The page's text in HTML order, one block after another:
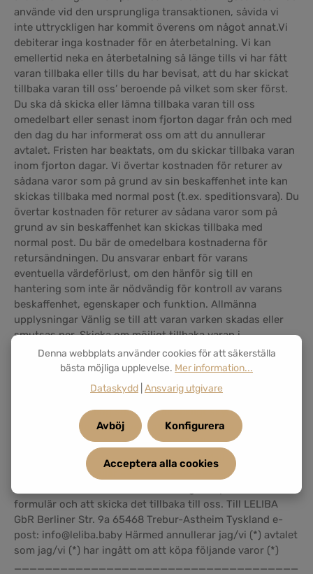
använde vid den ursprungliga transaktionen, såvida vi
inte uttryckligen har kommit överens om något annat.Vi
debiterar inga kostnader för en återbetalning. Vi kan
emellertid neka en återbetalning så länge tills vi har fått
varan tillbaka eller tills du har bevisat, att du har skickat
tillbaka varan till oss’ beroende på vilket som sker först.
Du ska då skicka eller lämna tillbaka varan till oss
omedelbart eller senast inom fjorton dagar från och med
den dag du har informerat oss om att du annullerar
avtalet. Fristen har beaktats, om du skickar tillbaka varan
inom fjorton dagar. Vi övertar kostnaden för returer av
sådana varor som på grund av sin beskaffenhet inte kan
skickas tillbaka med normal post (t.ex. speditionsvara). Du
övertar kostnaden för returer av sådana varor som på
grund av sin beskaffenhet kan skickas tillbaka med
normal post. Du bär de omedelbara kostnaderna för
retursändningen. Du ansvarar enbart för varans
eventuella värdeförlust, om den hänför sig till en
hantering som inte är nödvändig för kontroll av varans
beskaffenhet, egenskaper och funktion. Allmänna
upplysningar Vänlig se till att varan varken skadas eller
smutsas ner. Skicka om möjligt tillbaka varan i
originalförpackningen inklusive allt tillbehör och alla delar
som ingår i förpackningen. Använd, om det skulle
behövas, en skyddande förpackning. Om du inte längre
har originalförpackningen kvar, se till att du använder en
lämplig förpackning som ger tillräckligt skydd mot
transportskador. Observera att ovan nämnda allmänna
upplysningar inte är något villkor för din ångerrätt.
–––––––––––––––––––––––––––– B. Mall-
annulleringsformulär ––––––––––––––––––––––––––––
formulär och att skicka det tillbaka till oss. Till LELIBA
GbR Berliner Str. 9a 65468 Trebur-Astheim Tyskland e-
post: info@leliba.baby Härmed annullerar jag/vi (*) avtalet
som jag/vi (*) har ingått om att köpa följande varor (*)
_____________________________________
Denna webbplats använder cookies för att säkerställa
bästa möjliga upplevelse. Mer information...
Dataskydd Ansvarig utgivare
Avböj Konfigurera
Acceptera alla cookies